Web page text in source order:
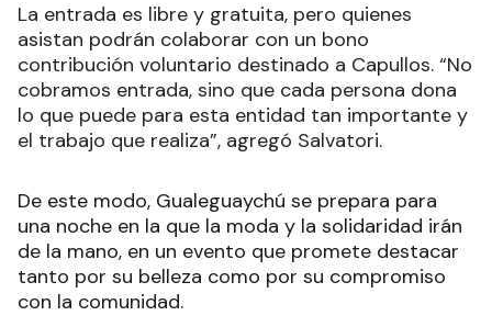
La entrada es libre y gratuita, pero quienes
asistan podrán colaborar con un bono
contribución voluntario destinado a Capullos. “No
cobramos entrada, sino que cada persona dona
lo que puede para esta entidad tan importante y
el trabajo que realiza”, agregó Salvatori.
De este modo, Gualeguaychú se prepara para
una noche en la que la moda y la solidaridad irán
de la mano, en un evento que promete destacar
tanto por su belleza como por su compromiso
con la comunidad.